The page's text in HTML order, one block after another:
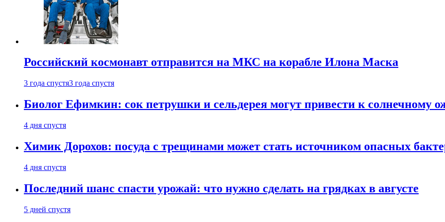
Российский космонавт отправится на МКС на корабле Илона Маска
3 года спустя3 года спустя
Биолог Ефимкин: сок петрушки и сельдерея могут привести к солнечному
4 дня спустя
Химик Дорохов: посуда с трещинами может стать источником опасных
4 дня спустя
Последний шанс спасти урожай: что нужно сделать на грядках в августе
5 дней спустя